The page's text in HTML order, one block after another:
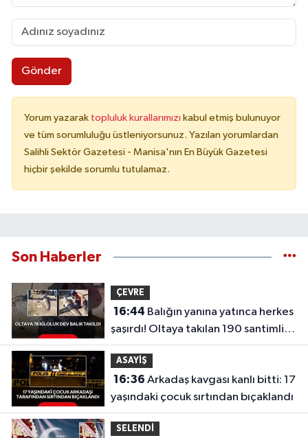
Gönder
Yorum yazarak topluluk kurallarımızı kabul etmiş bulunuyor
ve tüm sorumluluğu üstleniyorsunuz. Yazılan yorumlardan
Salihli Sektör Gazetesi - Manisa'nın En Büyük Gazetesi
hiçbir şekilde sorumlu tutulamaz.
Son Haberler
ÇEVRE
16:44
şaşırdı! Oltaya takılan 190 santimlik
dev yayın balığı
ASAYİŞ
16:36
yaşındaki çocuk sırtından bıçaklandı
SELENDİ